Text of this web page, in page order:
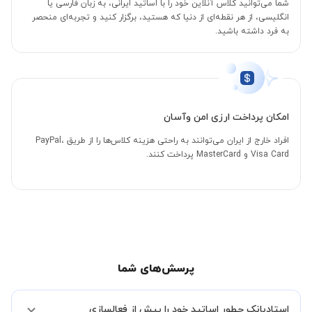
شما می‌توانید کلاس آنلاین خود را با اساتید ایرانی، به زبان فارسی یا
انگلیسی، از هر نقطه‌ای از دنیا که هستید، برگزار کنید و تجربه‌ای منحصر
به فرد داشته باشید.
امکان پرداخت ارزی امن وآسان
افراد خارج از ایران می‌توانند به راحتی هزینه کلاس‌ها را از طریق PayPal،
Visa Card و MasterCard پرداخت کنند.
پرسش‌های شما